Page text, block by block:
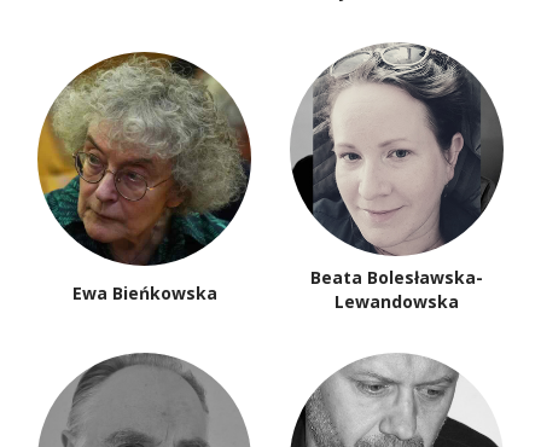
Ewa Bieńkowska
Beata Bolesławska-
Lewandowska